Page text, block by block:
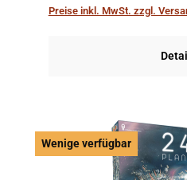
immer mit einem
Preise inkl. MwSt. zzgl.
Wenige verfügbar